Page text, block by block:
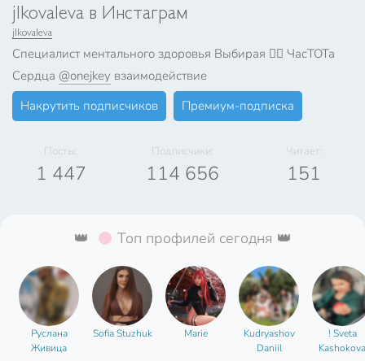
jlkovaleva в Инстаграм
jlkovaleva
Специалист ментального здоровья Выбирая ❤️‍🔥 ЧасТОТа
Сердца @onejkey взаимодействие
Накрутить подписчиков
Премиум-подписка
Посты:
1 447
Подписчики:
114 656
Читает:
151
👑 Топ профилей сегодня 👑
Руслана
Живица
Sofia Stuzhuk Marie
Kudryashov
Daniil
! Sveta
Kashokova